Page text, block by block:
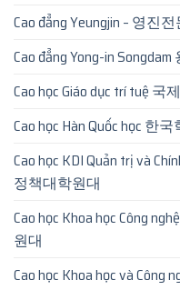
Cao đẳng Yeungjin – 영진
Cao đẳng Yong-in
Cao học Giáo dục trí tuệ
Cao học Hàn Quốc học 한
Cao học KDI Quản trị và
정책대학원대
Cao học Khoa học Công
원대
Cao học Khoa học và